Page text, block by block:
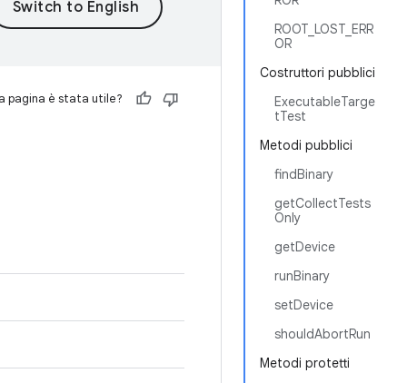
ROOT_LOST_ERR
OR
Costruttori pubblici
ExecutableTarge
tTest
Metodi pubblici
findBinary
getCollectTests
Only
getDevice
runBinary
setDevice
shouldAbortRun
Metodi protetti
pagina è stata utile?